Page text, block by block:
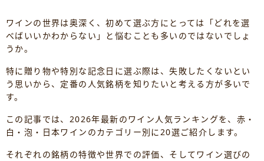
ワインの世界は奥深く、初めて選ぶ方にとっては「どれを選
べばいいかわからない」と悩むことも多いのではないでしょ
うか。
特に贈り物や特別な記念日に選ぶ際は、失敗したくないとい
う思いから、定番の人気銘柄を知りたいと考える方が多いで
す。
この記事では、2026年最新のワイン人気ランキングを、赤・
白・泡・日本ワインのカテゴリー別に20選ご紹介します。
それぞれの銘柄の特徴や世界での評価、そしてワイン選びの